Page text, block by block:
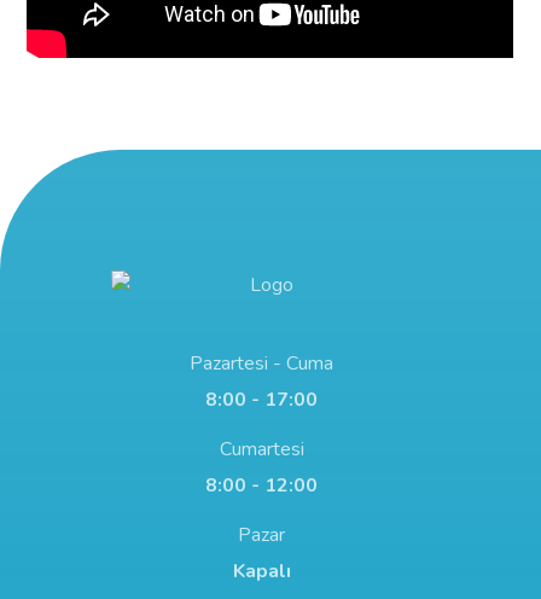
Pazartesi - Cuma
8:00 - 17:00
Cumartesi
8:00 - 12:00
Pazar
Kapalı